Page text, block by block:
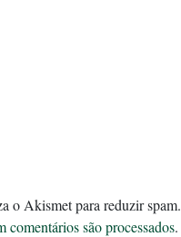
o Akismet para reduzir spam.
comentários são processados.